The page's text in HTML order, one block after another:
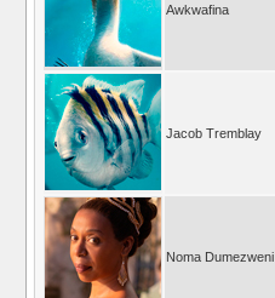
Awkwafina
Jacob Tremblay
Noma Dumezweni